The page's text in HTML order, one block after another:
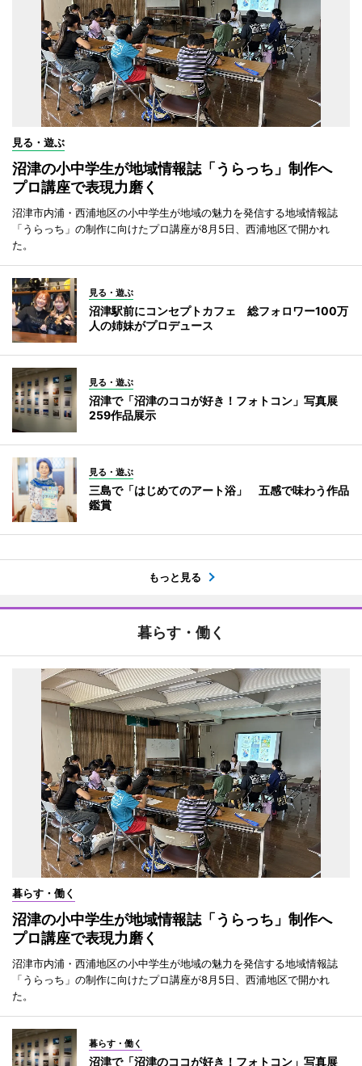
見る・遊ぶ
沼津の小中学生が地域情報誌「うらっち」制作へ
プロ講座で表現力磨く
沼津市内浦・西浦地区の小中学生が地域の魅力を発信する地域情報誌
「うらっち」の制作に向けたプロ講座が8月5日、西浦地区で開かれ
た。
見る・遊ぶ
沼津駅前にコンセプトカフェ 総フォロワー100万
人の姉妹がプロデュース
見る・遊ぶ
沼津で「沼津のココが好き！フォトコン」写真展
259作品展示
見る・遊ぶ
三島で「はじめてのアート浴」 五感で味わう作品
鑑賞
もっと見る
暮らす・働く
暮らす・働く
沼津の小中学生が地域情報誌「うらっち」制作へ
プロ講座で表現力磨く
沼津市内浦・西浦地区の小中学生が地域の魅力を発信する地域情報誌
「うらっち」の制作に向けたプロ講座が8月5日、西浦地区で開かれ
た。
暮らす・働く
沼津で「沼津のココが好き！フォトコン」写真展